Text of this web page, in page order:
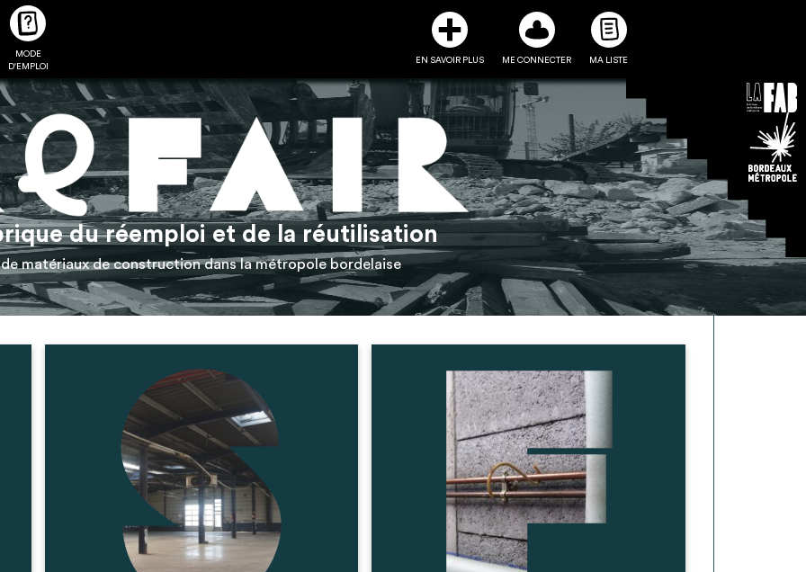
MODE
D'EMPLOI
EN SAVOIR PLUS ME CONNECTER MA LISTE
dossiers
chaque
4
Ajouter les matériaux
intéressants à "ma liste
Transmettre sa liste de
les matériaux sélectionnés
Exporter sa liste et ses fiches
produits pour l’utiliser comme
un outil d’aide à la conception
5
Être recontacté afin d’obtenir
plus de renseignements sur les
modalités et stratégies de
envoi ne vaut aucunement réservation.
du réemploi et de la réutilisation
de matériaux de construction dans la métropole bordelaise